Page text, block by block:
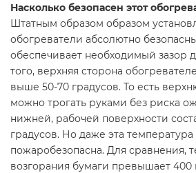
Насколько безопасен этот
Штатным образом образом
обогреватели абсолютно
обеспечивает необходимый зазор
того, верхняя сторона
выше 50-70 градусов. То есть
можно трогать руками без риска
нижней, рабочей поверхности
градусов. Но даже эта
пожаробезопасна. Для сравнения,
возгорания бумаги превышает 400